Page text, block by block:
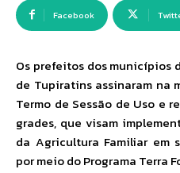
Facebook
Os prefeitos dos municípios
de Tupiratins assinaram na
Termo de Sessão de Uso e
grades, que visam
da Agricultura Familiar em
por meio do Programa Terra